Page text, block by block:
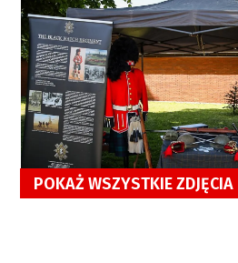
POKAŻ WSZYSTKIE ZDJĘCIA